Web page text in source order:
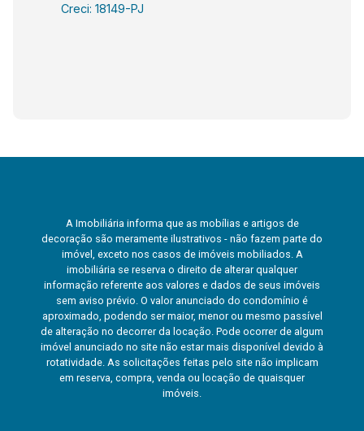
Creci: 18149-PJ
A Imobiliária informa que as mobílias e artigos de
decoração são meramente ilustrativos - não fazem parte do
imóvel, exceto nos casos de imóveis mobiliados. A
imobiliária se reserva o direito de alterar qualquer
informação referente aos valores e dados de seus imóveis
sem aviso prévio. O valor anunciado do condomínio é
aproximado, podendo ser maior, menor ou mesmo passível
de alteração no decorrer da locação. Pode ocorrer de algum
imóvel anunciado no site não estar mais disponível devido à
rotatividade. As solicitações feitas pelo site não implicam
em reserva, compra, venda ou locação de quaisquer
imóveis.